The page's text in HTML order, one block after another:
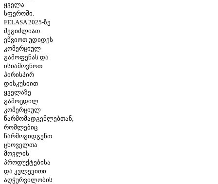
ყველა
სფეროში.
FELASA 2025-ზე
შეგიძლიათ
ეწვიოთ უდიდეს
კომერციულ
გამოფენას და
ისიამოვნოთ
პირისპირ
დისკუსიით
ყველაზე
გამოცდილ
კომერციულ
წარმომადგენლებთან,
რომლებიც
წარმოგიდგენთ
ცხოველთა
მოვლის
პროდუქტებისა
და კვლევითი
აღჭურვილობის